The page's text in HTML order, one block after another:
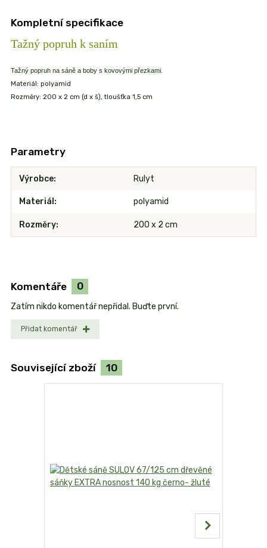
Kompletní specifikace
Tažný popruh k saním
Tažný popruh na sáně a boby s kovovými přezkami.
Materiál: polyamid
Rozměry: 200 x 2 cm (d x š), tloušťka 1,5 cm
Parametry
Výrobce Rulyt
Materiál polyamid
Rozměry 200 x 2 cm
Komentáře 0
Zatím nikdo komentář nepřidal. Buďte první.
Přidat komentář
Související zboží 10